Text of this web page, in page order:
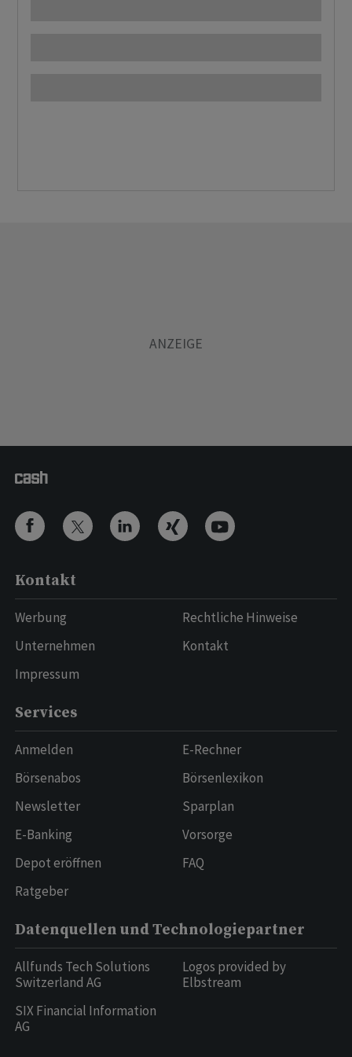
Kontakt
Werbung
Unternehmen
Impressum
Rechtliche Hinweise
Kontakt
Services
Anmelden
Börsenabos
Newsletter
E-Banking
Depot eröffnen
Ratgeber
E-Rechner
Börsenlexikon
Sparplan
Vorsorge
FAQ
Datenquellen und Technologiepartner
Allfunds Tech Solutions
Switzerland AG
SIX Financial Information
AG
Logos provided by
Elbstream